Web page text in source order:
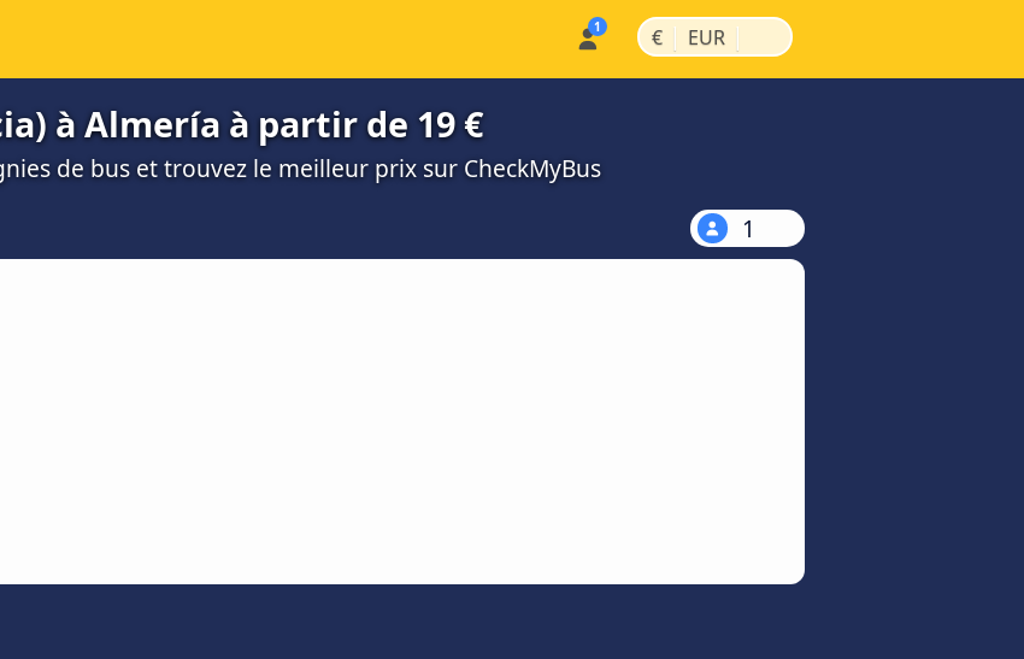
€ | EUR |
à Almería à partir de 19 €
de bus et trouvez le meilleur prix sur CheckMyBus
1